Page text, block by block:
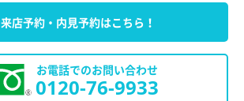
来店予約・内見予約はこちら！
お電話でのお問い合わせ
0120-76-9933